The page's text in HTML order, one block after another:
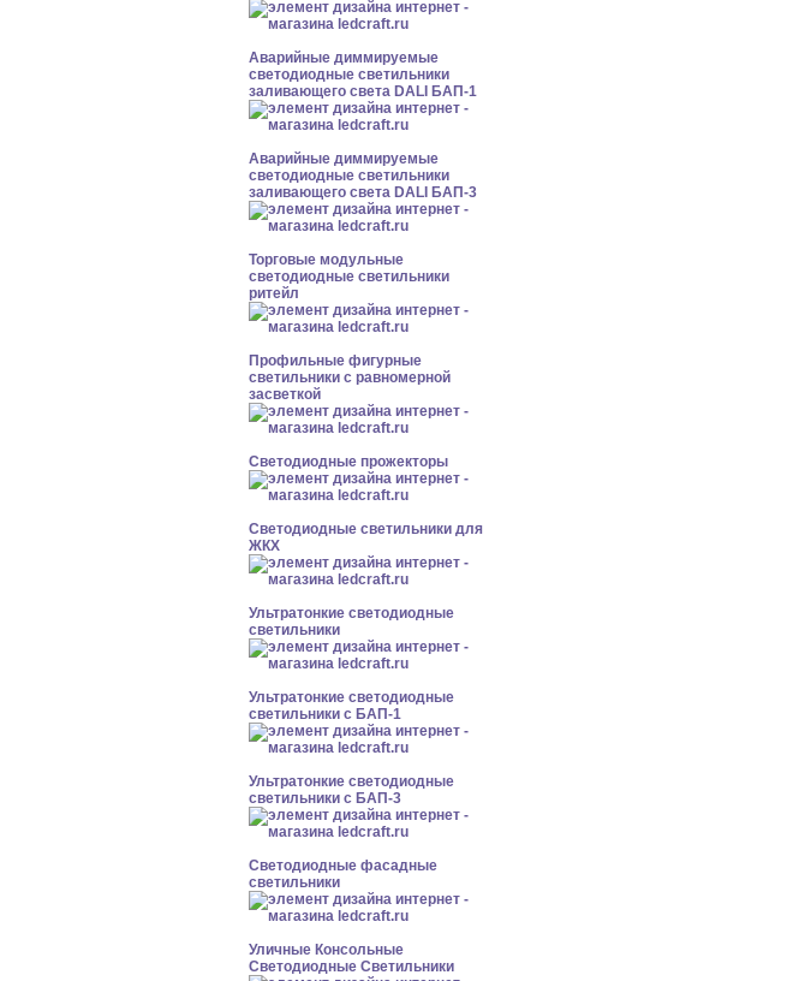
Аварийные диммируемые
светодиодные светильники
заливающего света DALI БАП-1
Аварийные диммируемые
светодиодные светильники
заливающего света DALI БАП-3
Торговые модульные
светодиодные светильники
ритейл
Профильные фигурные
светильники с равномерной
засветкой
Светодиодные прожекторы
Светодиодные светильники для
ЖКХ
Ультратонкие светодиодные
светильники
Ультратонкие светодиодные
светильники с БАП-1
Ультратонкие светодиодные
светильники с БАП-3
Светодиодные фасадные
светильники
Уличные Консольные
Светодиодные Светильники